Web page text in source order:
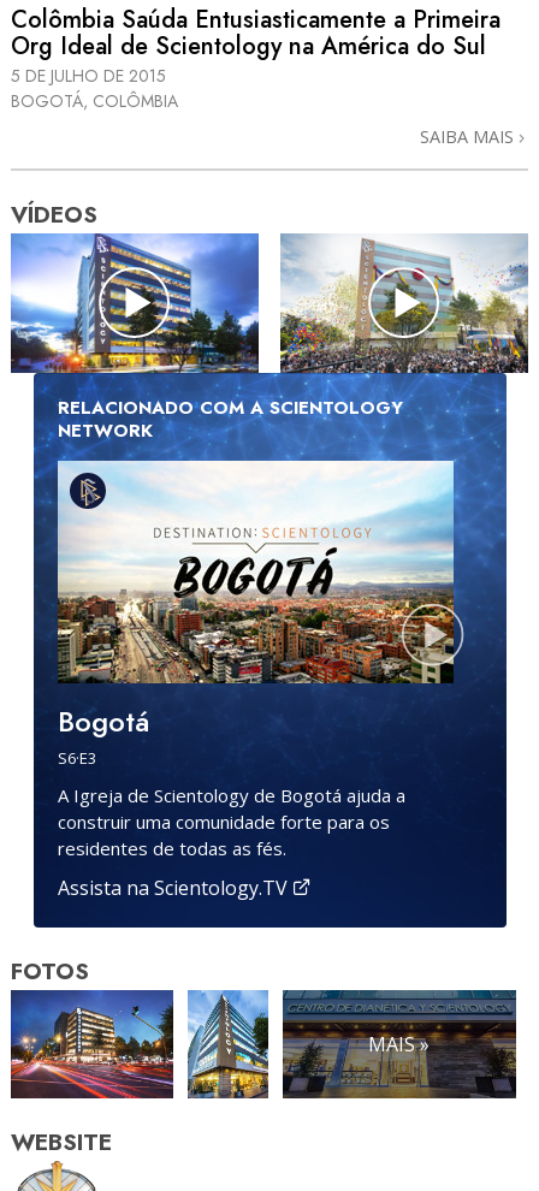
Colômbia Saúda Entusiasticamente a Primeira
Org Ideal de Scientology na América do Sul
5 DE JULHO DE 2015
BOGOTÁ, COLÔMBIA
SAIBA MAIS
VÍDEOS
RELACIONADO COM A SCIENTOLOGY
NETWORK
Bogotá
S6·E3
A Igreja de Scientology de Bogotá ajuda a
construir uma comunidade forte para os
residentes de todas as fés.
Assista na Scientology.TV
FOTOS
MAIS »
WEBSITE